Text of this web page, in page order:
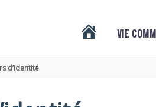
VIE
d’identité